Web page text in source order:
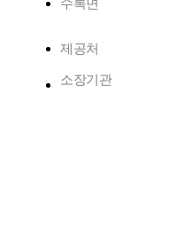
수록면
제공처
소장기관